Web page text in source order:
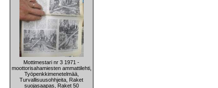
Mottimestari nr 3 1971 -
moottorisahamiesten ammattilehti,
Työpenkkimenetelmää,
Turvallisuusohhjeita, Raket
suojasaapas, Raket 50